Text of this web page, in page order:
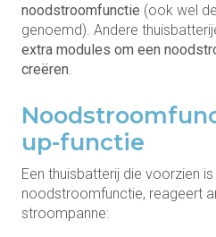
noodstroomfunctie (ook wel
genoemd). Andere
extra modules om een
creëren.
up-functie
Een thuisbatterij die voorzien
noodstroomfunctie, reageert
stroompanne: